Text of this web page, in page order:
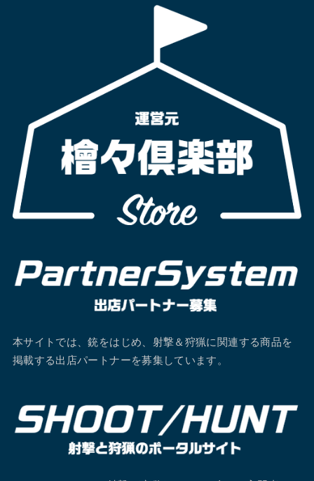
本サイトでは、銃をはじめ、射撃＆狩猟に関連する商品を
掲載する出店パートナーを募集しています。